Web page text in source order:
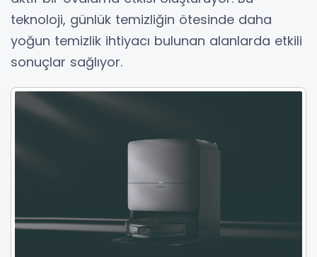
teknoloji, günlük temizliğin ötesinde daha
yoğun temizlik ihtiyacı bulunan alanlarda etkili
sonuçlar sağlıyor.